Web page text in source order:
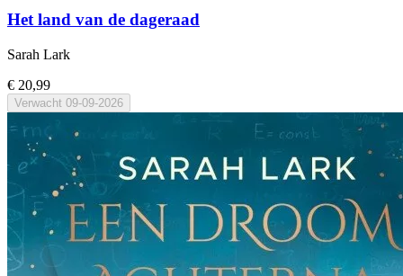
Het land van de dageraad
Sarah Lark
€ 20,99
Verwacht 09-09-2026